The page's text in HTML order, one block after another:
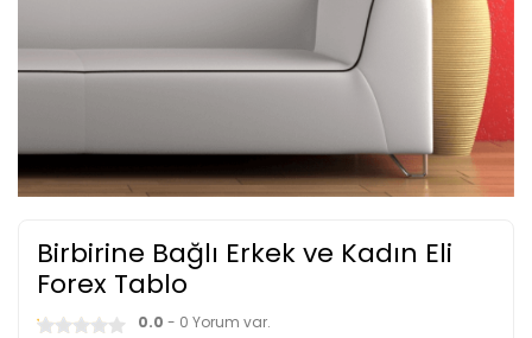
Birbirine Bağlı Erkek ve Kadın Eli
Forex Tablo
0.0 - 0 Yorum var.